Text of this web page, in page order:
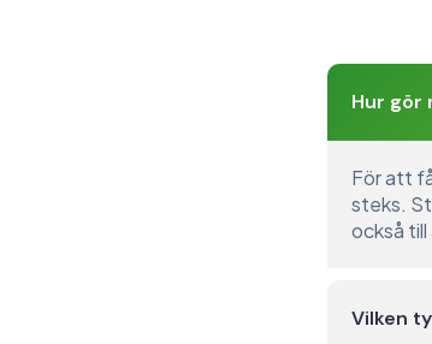
Hur gör
För att
steks.
också
Vilken